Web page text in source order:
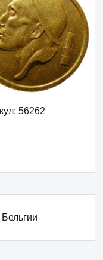
56262